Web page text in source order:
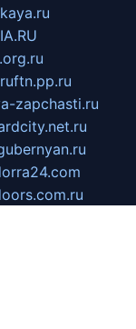
ftn.pp.ru
zapchasti.ru